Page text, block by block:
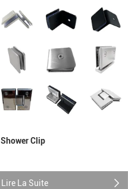
Shower Clip
Lire La Suite